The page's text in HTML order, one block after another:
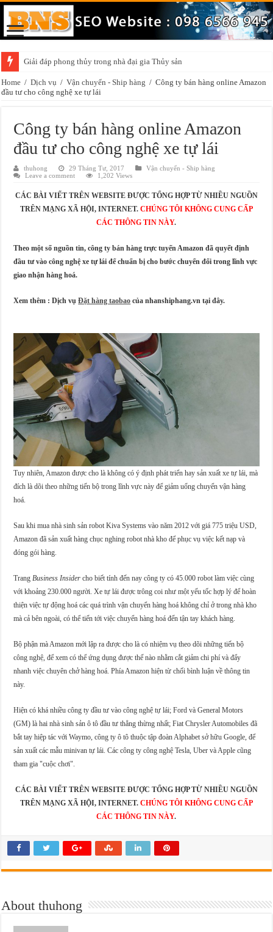
Giải đáp phong thủy trong nhà đại gia Thủy sản
Home / Dịch vụ / Vận chuyển - Ship hàng / Công ty bán hàng online Amazon
đầu tư cho công nghệ xe tự lái
Công ty bán hàng online Amazon
đầu tư cho công nghệ xe tự lái
thuhong 29 Tháng Tư, 2017
Vận chuyển - Ship hàng
Leave a comment
1,202 Views
CÁC BÀI VIẾT TRÊN WEBSITE ĐƯỢC TỔNG HỢP TỪ NHIỀU NGUỒN
TRÊN MẠNG XÃ HỘI, INTERNET. CHÚNG TÔI KHÔNG CUNG CẤP
CÁC THÔNG TIN NÀY.
Theo một số nguồn tin, công ty bán hàng trực tuyến Amazon đã quyết định
đầu tư vào công nghệ xe tự lái để chuẩn bị cho bước chuyển đổi trong lĩnh vực
giao nhận hàng hoá.
Xem thêm : Dịch vụĐặt hàng taobao của nhanshiphang.vn tại đây.
Tuy nhiên, Amazon được cho là không có ý định phát triển hay sản xuất xe tự lái, mà
đích là dõi theo những tiến bộ trong lĩnh vực này để giảm uổng chuyển vận hàng
hoá.
Sau khi mua nhà sinh sản robot Kiva Systems vào năm 2012 với giá 775 triệu USD,
Amazon đã sản xuất hàng chục nghing robot nhà kho để phục vụ việc kết nạp và
đóng gói hàng.
TrangBusiness Insider cho biết tính đến nay công ty có 45.000 robot làm việc cùng
với khoảng 230.000 người. Xe tự lái được trông coi như một yếu tốc hợp lý để hoàn
thiện việc tự động hoá các quá trình vận chuyển hàng hoá không chỉ ở trong nhà kho
mà cả bên ngoài, có thể tiến tới việc chuyển hàng hoá đến tận tay khách hàng.
Bộ phận mà Amazon mới lập ra được cho là có nhiệm vụ theo dõi những tiến bộ
công nghệ, để xem có thể ứng dụng được thế nào nhằm cắt giảm chi phí và đẩy
nhanh việc chuyên chở hàng hoá. Phía Amazon hiện từ chối bình luận về thông tin
này.
Hiện có khá nhiều công ty đầu tư vào công nghệ tự lái; Ford và General Motors
(GM) là hai nhà sinh sản ô tô đầu tư thẳng thừng nhất; Fiat Chrysler Automobiles đã
bắt tay hiệp tác với Waymo, công ty ô tô thuộc tập đoàn Alphabet sở hữu Google, để
sản xuất các mẫu minivan tự lái. Các công ty công nghệ Tesla, Uber và Apple cũng
tham gia "cuộc chơi".
CÁC BÀI VIẾT TRÊN WEBSITE ĐƯỢC TỔNG HỢP TỪ NHIỀU NGUỒN
TRÊN MẠNG XÃ HỘI, INTERNET. CHÚNG TÔI KHÔNG CUNG CẤP
CÁC THÔNG TIN NÀY.
About thuhong